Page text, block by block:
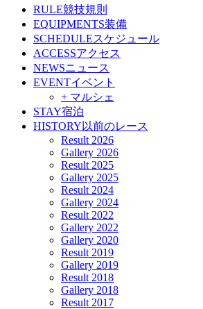
RULE競技規則
EQUIPMENTS装備
SCHEDULEスケジュール
ACCESSアクセス
NEWSニュース
EVENTイベント
+ マルシェ
STAY宿泊
HISTORY 以前のレース
Result 2026
Gallery 2026
Result 2025
Gallery 2025
Result 2024
Gallery 2024
Result 2022
Gallery 2022
Gallery 2020
Result 2019
Gallery 2019
Result 2018
Gallery 2018
Result 2017